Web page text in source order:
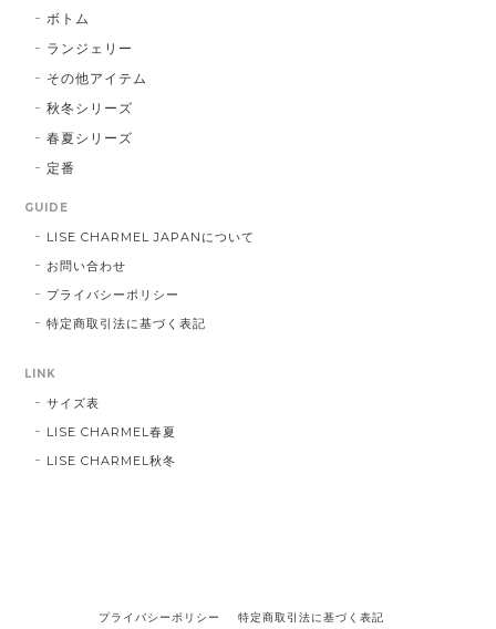
ボトム
ランジェリー
その他アイテム
秋冬シリーズ
春夏シリーズ
定番
GUIDE
LISE CHARMEL JAPANについて
お問い合わせ
プライバシーポリシー
特定商取引法に基づく表記
LINK
サイズ表
LISE CHARMEL春夏
LISE CHARMEL秋冬
プライバシーポリシー 特定商取引法に基づく表記